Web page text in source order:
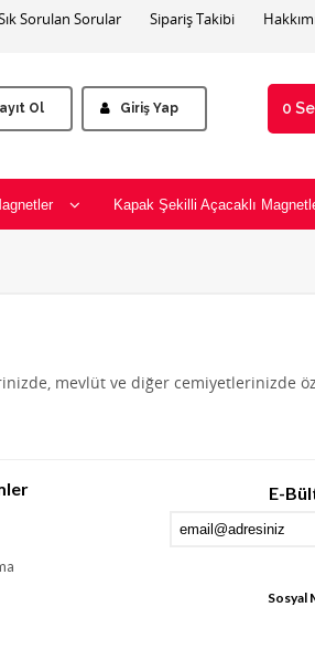
Sipariş Takibi
Sorulan Sorular
Ol Giriş Yap 0
Kapak Şekilli Açacaklı
mevlüt ve diğer cemiyetlerinizde
E-
Sosyal